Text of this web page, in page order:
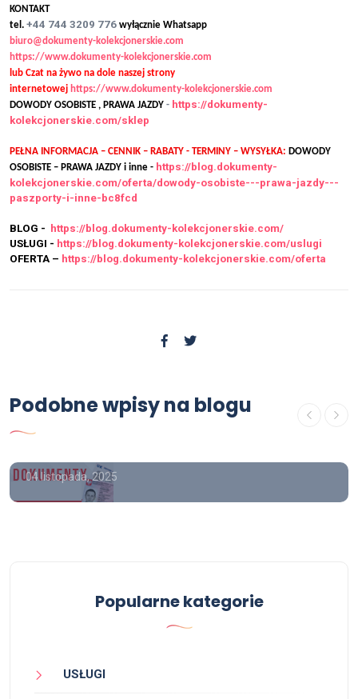
KONTAKT
tel. +44 744 3209 776 wyłącznie Whatsapp
biuro@dokumenty-kolekcjonerskie.com
https://www.dokumenty-kolekcjonerskie.com
lub Czat na żywo na dole naszej strony
internetowej https://www.dokumenty-kolekcjonerskie.com
DOWODY OSOBISTE , PRAWA JAZDY - https://dokumenty-
kolekcjonerskie.com/sklep
PEŁNA INFORMACJA – CENNIK – RABATY - TERMINY – WYSYŁKA: DOWODY
OSOBISTE – PRAWA JAZDY i inne - https://blog.dokumenty-
kolekcjonerskie.com/oferta/dowody-osobiste---prawa-jazdy---
paszporty-i-inne-bc8fcd
BLOG -
https://blog.dokumenty-kolekcjonerskie.com/
USŁUGI - https://blog.dokumenty-kolekcjonerskie.com/uslugi
OFERTA – https://blog.dokumenty-kolekcjonerskie.com/oferta
Podobne wpisy na blogu
Gdzie kupić świadectwo
ukończenia szkoły średniej z
wpisem.
04 listopada, 2025
Popularne kategorie
USŁUGI